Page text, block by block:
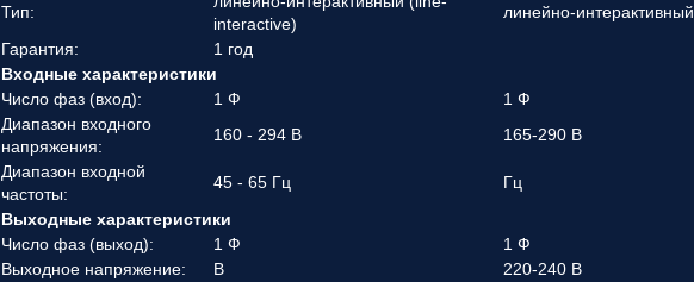
Тип:
interactive)
линейно-
Гарантия:
1 год
Входные характеристики
Число фаз (вход):
1 Ф 1 Ф
Диапазон входного
напряжения:
160 - 294 В 165-290 В
Диапазон входной
частоты:
45 - 65 Гц Гц
Выходные характеристики
Число фаз (выход):
1 Ф 1 Ф
Выходное напряжение:
В 220-240 В